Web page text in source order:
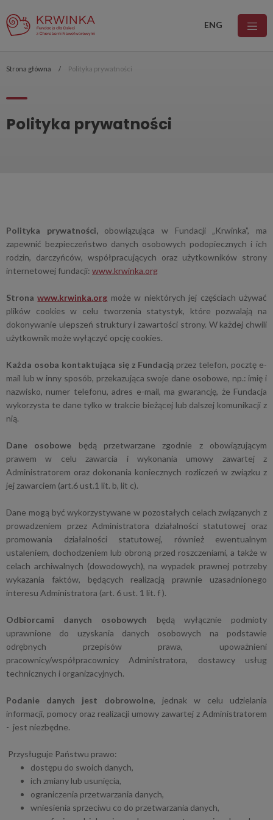
ENG
Strona główna Polityka prywatności
Polityka prywatności
Polityka prywatności,obowiązująca w Fundacji „Krwinka”, ma
zapewnić bezpieczeństwo danych osobowych podopiecznych i ich
rodzin, darczyńców, współpracujących oraz użytkowników strony
internetowej fundacji: www.krwinka.org
Stronawww.krwinka.org może w niektórych jej częściach używać
plików cookies w celu tworzenia statystyk, które pozwalają na
dokonywanie ulepszeń struktury i zawartości strony. W każdej chwili
użytkownik może wyłączyć opcję cookies.
Każda osoba kontaktująca się z Fundacją przez telefon, pocztę e-
mail lub w inny sposób, przekazująca swoje dane osobowe, np.: imię i
nazwisko, numer telefonu, adres e-mail, ma gwarancję, że Fundacja
wykorzysta te dane tylko w trakcie bieżącej lub dalszej komunikacji z
nią.
Dane osobowe będą przetwarzane zgodnie z obowiązującym
prawem w celu zawarcia i wykonania umowy zawartej z
Administratorem oraz dokonania koniecznych rozliczeń w związku z
jej zawarciem (art.6 ust.1 lit. b, lit c).
Dane mogą być wykorzystywane w pozostałych celach związanych z
prowadzeniem przez Administratora działalności statutowej oraz
promowania działalności statutowej, również ewentualnym
ustaleniem, dochodzeniem lub obroną przed roszczeniami, a także w
celach archiwalnych (dowodowych), na wypadek prawnej potrzeby
wykazania faktów, będących realizacją prawnie uzasadnionego
interesu Administratora (art. 6 ust. 1 lit. f ).
Odbiorcami danych osobowych będą wyłącznie podmioty
uprawnione do uzyskania danych osobowych na podstawie
odrębnych przepisów prawa, upoważnieni
pracownicy/współpracownicy Administratora, dostawcy usług
technicznych i organizacyjnych.
Podanie danych jest dobrowolne, jednak w celu udzielania
informacji, pomocy oraz realizacji umowy zawartej z Administratorem
- jest niezbędne.
Przysługuje Państwu prawo:
dostępu do swoich danych,
ich zmiany lub usunięcia,
ograniczenia przetwarzania danych,
wniesienia sprzeciwu co do przetwarzania danych,